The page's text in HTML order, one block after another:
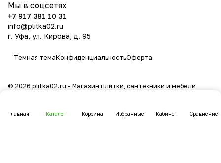
Главная Каталог Корзина Избранные Кабинет Сравнение
Мы в соцсетях
+7 917 381 10 31
info@plitka02.ru
г. Уфа, ул. Кирова, д. 95
Темная темаКонфиденциальностьОферта
© 2026 plitka02.ru - Магазин плитки, сантехники и мебели